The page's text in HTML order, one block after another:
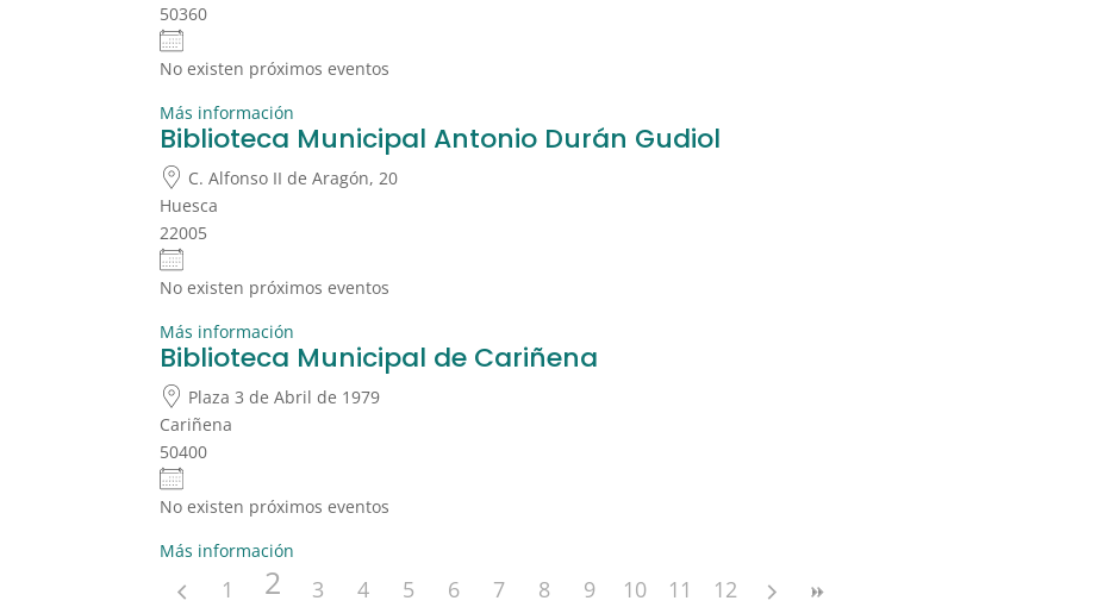
50360
No existen próximos eventos
Más información
Biblioteca Municipal Antonio Durán Gudiol
C. Alfonso II de Aragón, 20
Huesca
22005
No existen próximos eventos
Más información
Biblioteca Municipal de Cariñena
Plaza 3 de Abril de 1979
Cariñena
50400
No existen próximos eventos
Más información
1 2 3 4 5 6 7 8 9 10 11 12